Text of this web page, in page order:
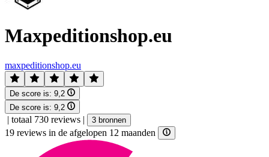
Maxpeditionshop.eu
maxpeditionshop.eu
De score is: 9,2
De score is: 9,2
| totaal 730 reviews | 3 bronnen
19 reviews in de afgelopen 12 maanden